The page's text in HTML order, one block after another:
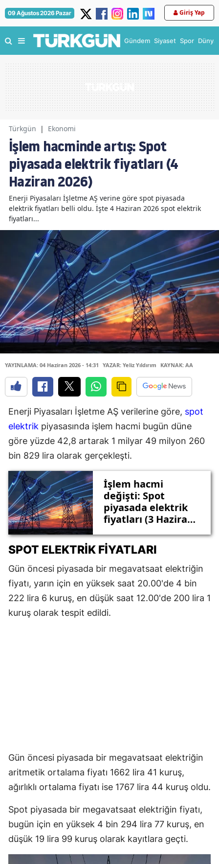
09 Ağustos 2026 Pazar Giriş Yap
Gündem Siyaset Spor Dünya
Türkgün | Ekonomi
İşlem hacminde artış: Spot
piyasada elektrik fiyatları (4
Haziran 2026)
Enerji Piyasaları İşletme AŞ verine göre spot piyasada
elektrik fiyatları belli oldu. İşte 4 Haziran 2026 spot elektrik
fiyatları...
YAYINLAMA: 04 Haziran 2026 - 14:31 YAZAR: Yeliz Yıldırım KAYNAK: AA
Enerji Piyasaları İşletme AŞ verilerine göre, spot
elektrik piyasasında işlem hacmi bugün düne
göre yüzde 42,8 artarak 1 milyar 49 milyon 260
bin 829 lira olarak gerçekleşti.
İşlem hacmi
değişti: Spot
piyasada elektrik
fiyatları (3 Haziran
SPOT ELEKTRIK FIYATLARI
Gün öncesi piyasada bir megavatsaat elektriğin
fiyatı, yarın için en yüksek saat 20.00'de 4 bin
222 lira 6 kuruş, en düşük saat 12.00'de 200 lira 1
kuruş olarak tespit edildi.
Gün öncesi piyasada bir megavatsaat elektriğin
aritmetik ortalama fiyatı 1662 lira 41 kuruş,
ağırlıklı ortalama fiyatı ise 1767 lira 44 kuruş oldu.
Spot piyasada bir megavatsaat elektriğin fiyatı,
bugün için en yüksek 4 bin 294 lira 77 kuruş, en
düşük 19 lira 99 kuruş olarak kayıtlara geçti.